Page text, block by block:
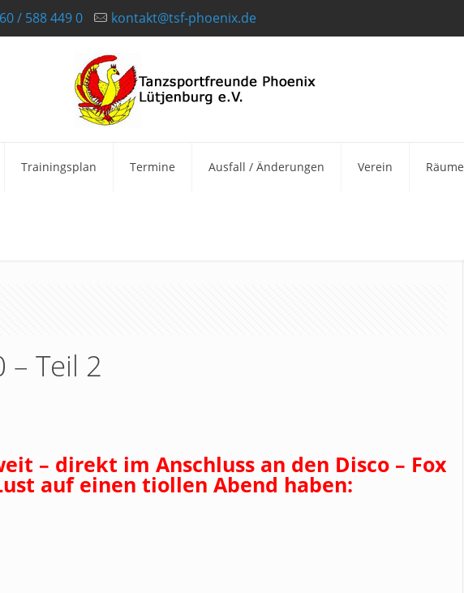
/ 588 449 0 kontakt@tsf-phoenix.de
Trainingsplan Termine Ausfall / Änderungen Verein Räume
– Teil 2
– direkt im Anschluss an den Disco – Fox
auf einen tiollen Abend haben: